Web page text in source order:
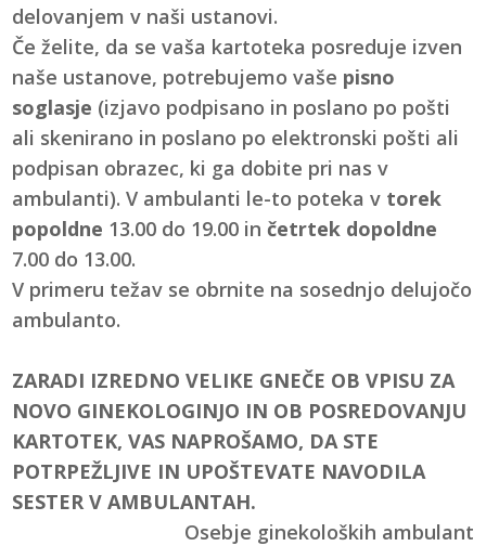
delovanjem v naši ustanovi.
Če želite, da se vaša kartoteka posreduje izven
naše ustanove, potrebujemo vaše pisno
soglasje (izjavo podpisano in poslano po pošti
ali skenirano in poslano po elektronski pošti ali
podpisan obrazec, ki ga dobite pri nas v
ambulanti). V ambulanti le-to poteka v torek
popoldne 13.00 do 19.00 inčetrtek dopoldne
7.00 do 13.00.
V primeru težav se obrnite na sosednjo delujočo
ambulanto.
ZARADI IZREDNO VELIKE GNEČE OB VPISU ZA
NOVO GINEKOLOGINJO IN OB POSREDOVANJU
KARTOTEK, VAS NAPROŠAMO, DA STE
POTRPEŽLJIVE IN UPOŠTEVATE NAVODILA
SESTER V AMBULANTAH.
Osebje ginekoloških ambulant